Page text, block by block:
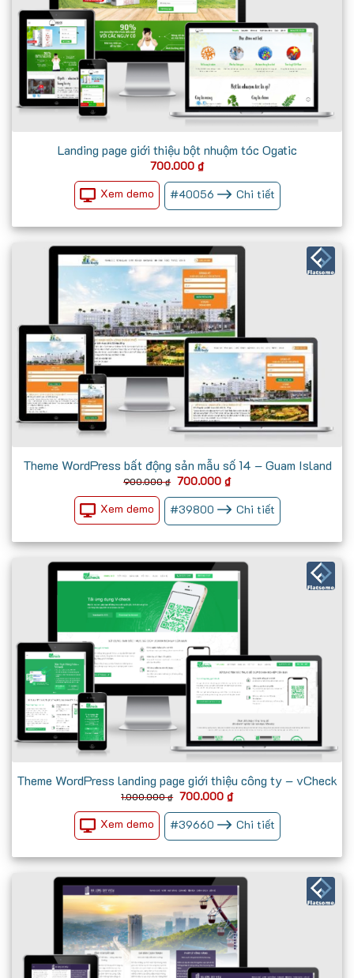
Landing page giới thiệu bột nhuộm tóc Ogatic
700.000 ₫
Xem demo #40056 Chi tiết
Theme WordPress bất động sản mẫu số 14 – Guam Island
900.000₫ Giá
là:
900.000 ₫.
700.000 ₫Giá
hiện
tại
là:
700.000 ₫.
Xem demo #39800 Chi tiết
Theme WordPress landing page giới thiệu công ty – vCheck
1.000.000₫ Giá
là:
1.000.000 ₫.
700.000 ₫Giá
hiện
tại
là:
700.000 ₫.
Xem demo #39660 Chi tiết